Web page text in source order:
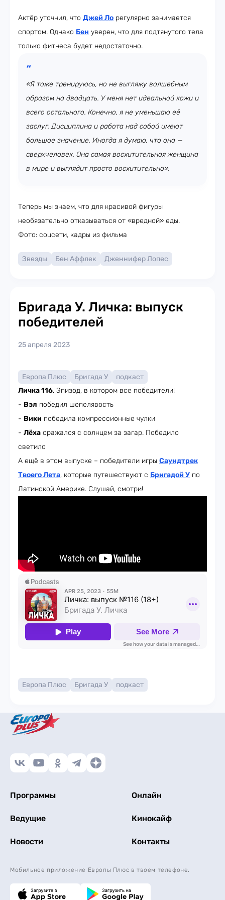
Актёр уточнил, что Джей Ло регулярно занимается
спортом. Однако Бен уверен, что для подтянутого тела
только фитнеса будет недостаточно.
«Я тоже тренируюсь, но не выгляжу волшебным
образом на двадцать. У меня нет идеальной кожи и
всего остального. Конечно, я не уменьшаю её
заслуг. Дисциплина и работа над собой имеют
большое значение. Иногда я думаю, что она —
сверхчеловек. Она самая восхитительная женщина
в мире и выглядит просто восхитительно».
Теперь мы знаем, что для красивой фигуры
необязательно отказываться от «вредной» еды.
Фото: соцсети, кадры из фильма
Звезды Бен Аффлек Дженнифер Лопес
Бригада У. Личка: выпуск
победителей
25 апреля 2023
Европа Плюс Бригада У
подкаст
Личка 116. Эпизод, в котором все победители!
- Вэл победил шепелявость
- Вики победила компрессионные чулки
- Лёха сражался с солнцем за загар. Победило
светило
А ещё в этом выпуске – победители игры Саундтрек
Твоего Лета, которые путешествуют с Бригадой У по
Латинской Америке. Слушай, смотри!
Европа Плюс Бригада У подкаст
Программы Онлайн
Ведущие Кинокайф
Новости Контакты
Мобильное приложение Европы Плюс в твоем телефоне.